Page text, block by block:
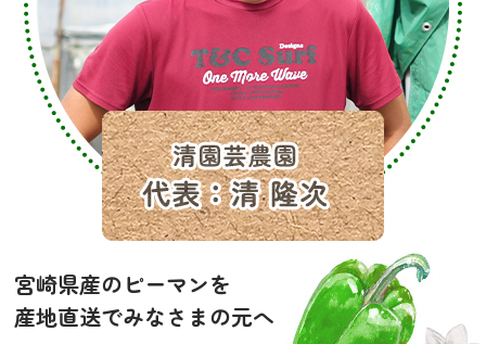
宮崎県産のピーマンを
産地直送でみなさまの元へ